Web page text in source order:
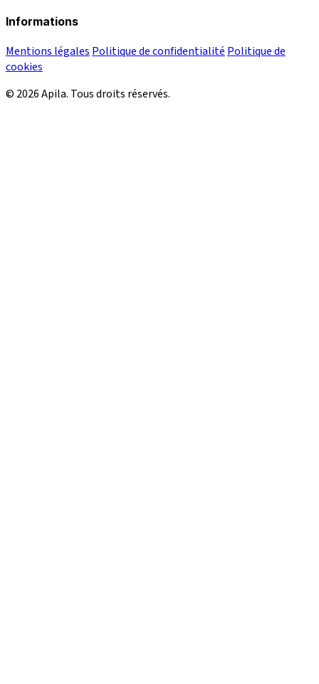
Informations
Mentions légales Politique de confidentialité Politique de
cookies
© 2026 Apila. Tous droits réservés.